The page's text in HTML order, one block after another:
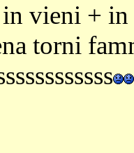
vieni + in
torni